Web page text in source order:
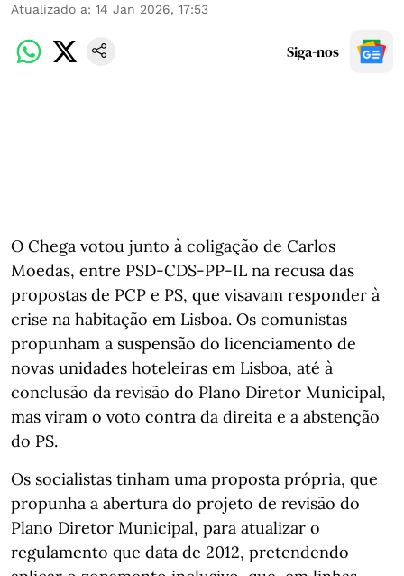
Atualizado a: 14 Jan 2026, 17:53
Siga-nos
O Chega votou junto à coligação de Carlos
Moedas, entre PSD-CDS-PP-IL na recusa das
propostas de PCP e PS, que visavam responder à
crise na habitação em Lisboa. Os comunistas
propunham a suspensão do licenciamento de
novas unidades hoteleiras em Lisboa, até à
conclusão da revisão do Plano Diretor Municipal,
mas viram o voto contra da direita e a abstenção
do PS.
Os socialistas tinham uma proposta própria, que
propunha a abertura do projeto de revisão do
Plano Diretor Municipal, para atualizar o
regulamento que data de 2012, pretendendo